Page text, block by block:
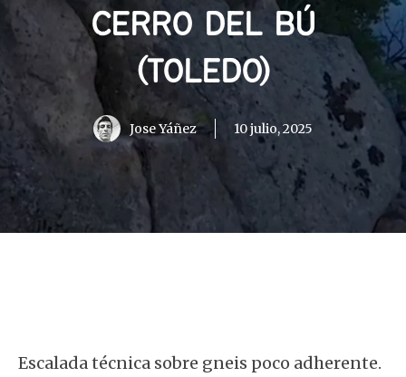
CERRO DEL BÚ
(TOLEDO)
Jose Yáñez 10 julio, 2025
Escalada técnica sobre gneis poco adherente.